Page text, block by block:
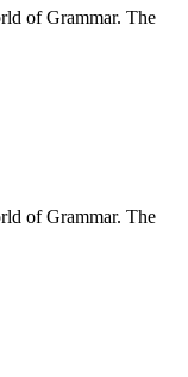
of Grammar. The
of Grammar. The